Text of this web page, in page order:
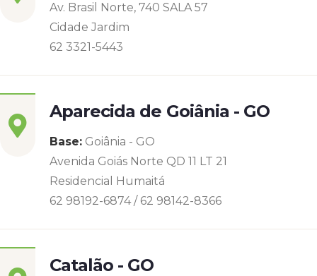
Av. Brasil Norte, 740 SALA 57
Cidade Jardim
62 3321-5443
Aparecida de Goiânia - GO
Base: Goiânia - GO
Avenida Goiás Norte QD 11 LT 21
Residencial Humaitá
62 98192-6874 / 62 98142-8366
Catalão - GO